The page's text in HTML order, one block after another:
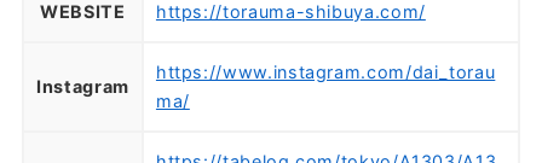
WEBSITE https://torauma-shibuya.com/
Instagram
https://www.instagram.com/dai_torau
ma/